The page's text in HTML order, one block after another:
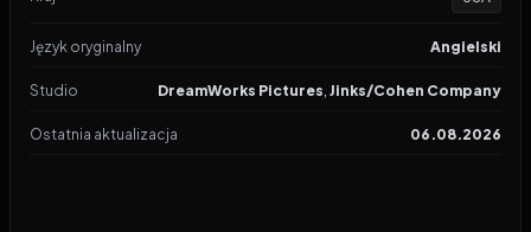
Język oryginalny Angielski
Studio DreamWorks Pictures, Jinks/Cohen Company
Ostatnia aktualizacja 06.08.2026